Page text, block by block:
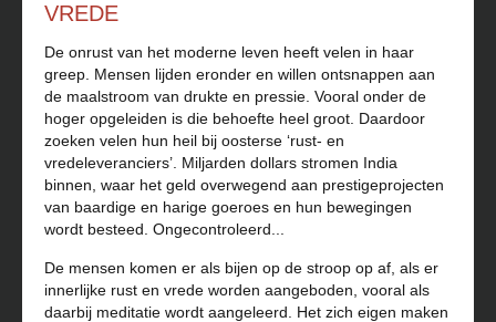
VREDE
De onrust van het moderne leven heeft velen in haar
greep. Mensen lijden eronder en willen ontsnappen aan
de maalstroom van drukte en pressie. Vooral onder de
hoger opgeleiden is die behoefte heel groot. Daardoor
zoeken velen hun heil bij oosterse ‘rust- en
vredeleveranciers’. Miljarden dollars stromen India
binnen, waar het geld overwegend aan prestigeprojecten
van baardige en harige goeroes en hun bewegingen
wordt besteed. Ongecontroleerd...
De mensen komen er als bijen op de stroop op af, als er
innerlijke rust en vrede worden aangeboden, vooral als
daarbij meditatie wordt aangeleerd. Het zich eigen maken